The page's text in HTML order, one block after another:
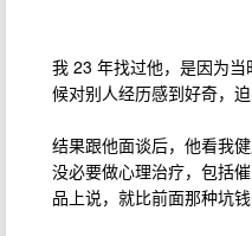
我 23 年找过他，是因为
候对别人经历感到好奇，
结果跟他面谈后，他看我
没必要做心理治疗，包括
品上说，就比前面那种坑